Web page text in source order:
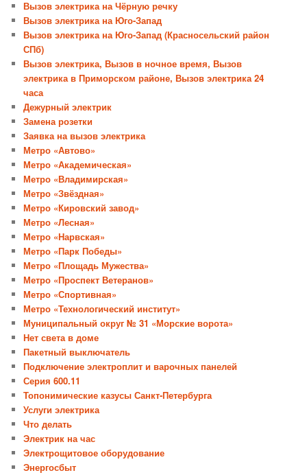
Вызов электрика на Чёрную речку
Вызов электрика на Юго-Запад
Вызов электрика на Юго-Запад (Красносельский район
СПб)
Вызов электрика, Вызов в ночное время, Вызов
электрика в Приморском районе, Вызов электрика 24
часа
Дежурный электрик
Замена розетки
Заявка на вызов электрика
Метро «Автово»
Метро «Академическая»
Метро «Владимирская»
Метро «Звёздная»
Метро «Кировский завод»
Метро «Лесная»
Метро «Нарвская»
Метро «Парк Победы»
Метро «Площадь Мужества»
Метро «Проспект Ветеранов»
Метро «Спортивная»
Метро «Технологический институт»
Муниципальный округ № 31 «Морские ворота»
Нет света в доме
Пакетный выключатель
Подключение электроплит и варочных панелей
Серия 600.11
Топонимические казусы Санкт-Петербурга
Услуги электрика
Что делать
Электрик на час
Электрощитовое оборудование
Энергосбыт